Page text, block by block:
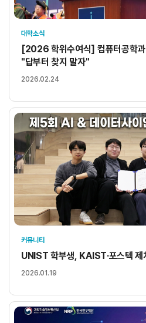
대학소식
[2026 학위수여식] 컴퓨터공학과
"답부터 찾지 말자"
2026.02.24
커뮤니티
UNIST 학부생, KAIST·포스텍 제
2026.01.19